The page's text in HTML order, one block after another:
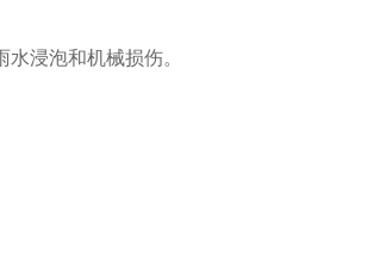
浸泡和机械损伤。